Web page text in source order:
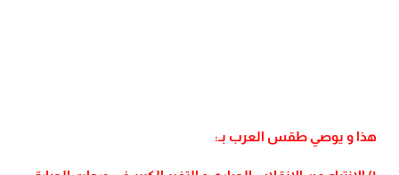
هذا و يوصي طقس العرب بـ: